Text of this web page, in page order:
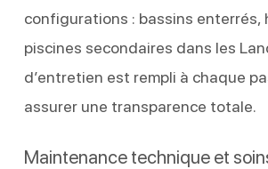
configurations : bassins enterrés,
piscines secondaires dans les
d’entretien est rempli à chaque
assurer une transparence totale.
Maintenance technique et